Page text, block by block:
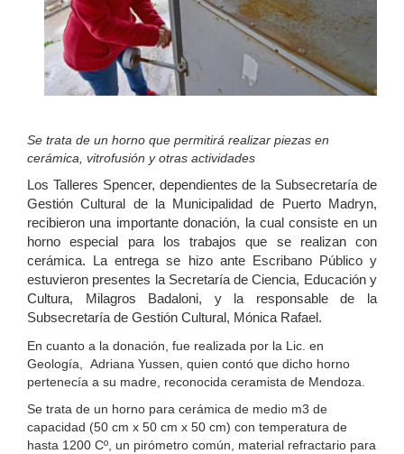
Se trata de un horno que permitirá realizar piezas en
cerámica, vitrofusión y otras actividades
Los Talleres Spencer, dependientes de la Subsecretaría de
Gestión Cultural de la Municipalidad de Puerto Madryn,
recibieron una importante donación, la cual consiste en un
horno especial para los trabajos que se realizan con
cerámica. La entrega se hizo ante Escribano Público y
estuvieron presentes la Secretaría de Ciencia, Educación y
Cultura, Milagros Badaloni, y la responsable de la
Subsecretaría de Gestión Cultural, Mónica Rafael.
En cuanto a la donación, fue realizada por la Lic. en
Geología, Adriana Yussen, quien contó que dicho horno
pertenecía a su madre, reconocida ceramista de Mendoza.
Se trata de un horno para cerámica de medio m3 de
capacidad (50 cm x 50 cm x 50 cm) con temperatura de
hasta 1200 Cº, un pirómetro común, material refractario para